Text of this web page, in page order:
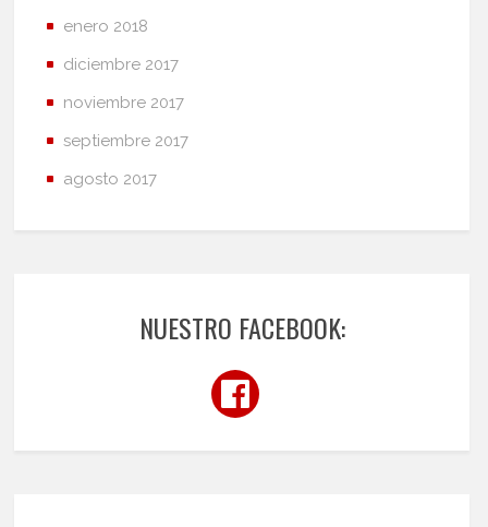
enero 2018
diciembre 2017
noviembre 2017
septiembre 2017
agosto 2017
NUESTRO FACEBOOK: